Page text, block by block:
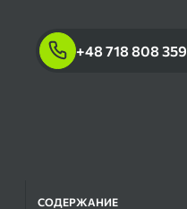
+48 718 808 359
СОДЕРЖАНИЕ